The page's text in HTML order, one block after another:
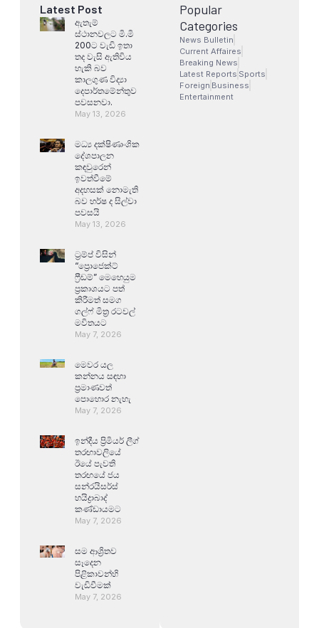
Latest Post
ඇතැම්
ස්ථානවලට මි.මි
200ට වැඩි ඉතා
තද වැසි ඇතිවිය
හැකි බව
කාලගුණ විද්‍යා
දෙපාර්තමේන්තුව
පවසනවා.
May 13, 2026
මධ්‍ය දක්ෂිණාංශික
දේශපාලන
කඳවුරෙන්
ඉවත්වීමේ
අදහසක් නොමැති
බව හර්ෂ ද සිල්වා
පවසයි
May 13, 2026
ට්‍රම්ප් විසින්
“ප්‍රොජෙක්ට්
ෆ්‍රීඩම්” මෙහෙයුම
ප්‍රකාශයට පත්
කිරීමත් සමග
ගල්ෆ් මිත්‍ර රටවල්
මවිතයට
May 7, 2026
මෙවර යල
කන්නය සඳහා
ප්‍රමාණවත්
පොහොර නැහැ
May 7, 2026
ඉන්දීය ප්‍රිමියර් ලීග්
තරඟාවලියේ
ඊයේ පැවති
තරඟයේ ජය
සන්රයිසර්ස්
හයිද්‍රාබාද්
කණ්ඩායමට
May 7, 2026
සම ආශ්‍රිතව
සෑදෙන
පිළිකාවන්හි
වැඩිවීමක්
May 7, 2026
Popular
Categories
News Bulletin
Current Affaires
Breaking News
Latest Reports Sports
Foreign Business
Entertainment